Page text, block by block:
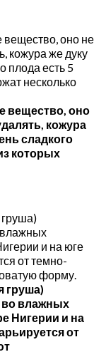
вещество, оно
кожура
сладкого
которых
груша)
во влажных
Нигерии и на
от